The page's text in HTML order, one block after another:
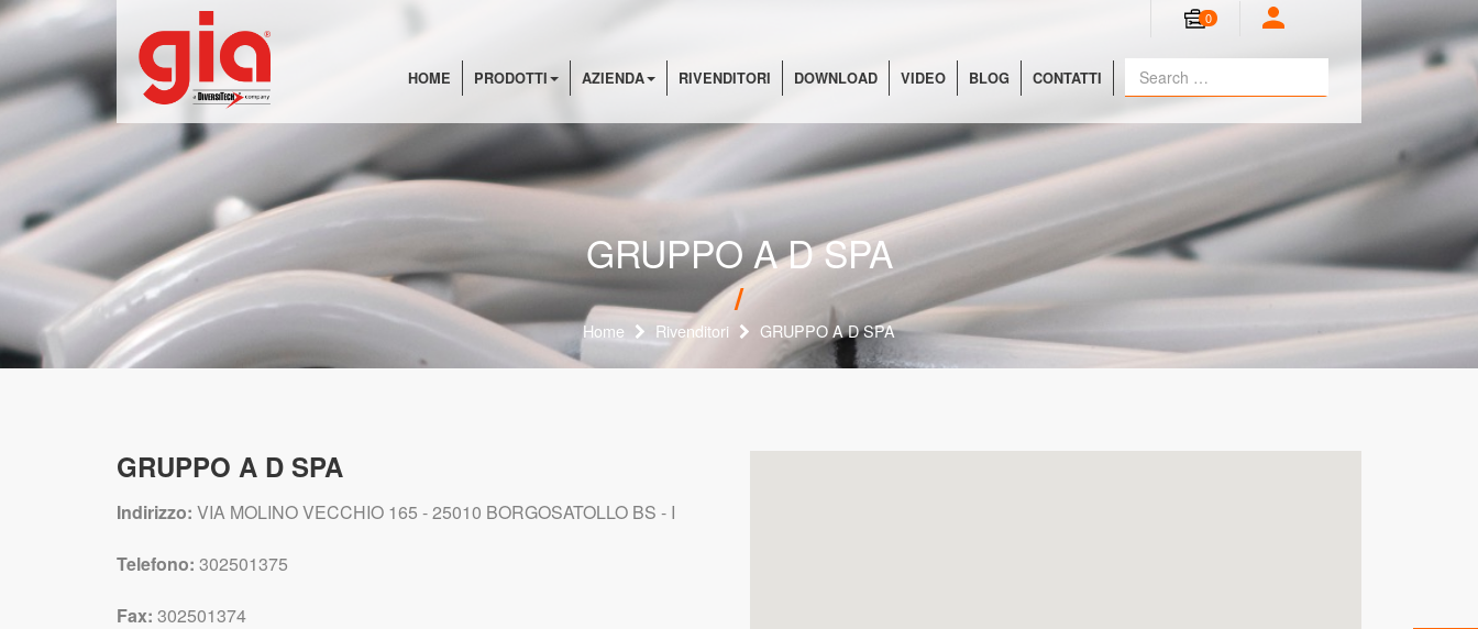
0
HOME PRODOTTI AZIENDA RIVENDITORI DOWNLOAD VIDEO BLOG CONTATTI
GRUPPO A D SPA
Home Rivenditori GRUPPO A D SPA
GRUPPO A D SPA
Indirizzo: VIA MOLINO VECCHIO 165 - 25010 BORGOSATOLLO BS - I
Telefono: 302501375
Fax: 302501374